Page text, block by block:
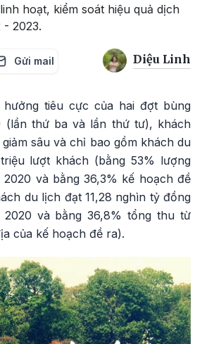
hoạt, kiểm soát hiệu quả dịch
- 2023.
Gửi mail Diệu Linh
hưởng tiêu cực của hai đợt bùng
(lần thứ ba và lần thứ tư), khách
sâu và chỉ bao gồm khách du
lượt khách (bằng 53% lượng
và bằng 36,3% kế hoạch đề
du lịch đạt 11,28 nghìn tỷ đồng
2020 và bằng 36,8% tổng thu từ
của kế hoạch đề ra).